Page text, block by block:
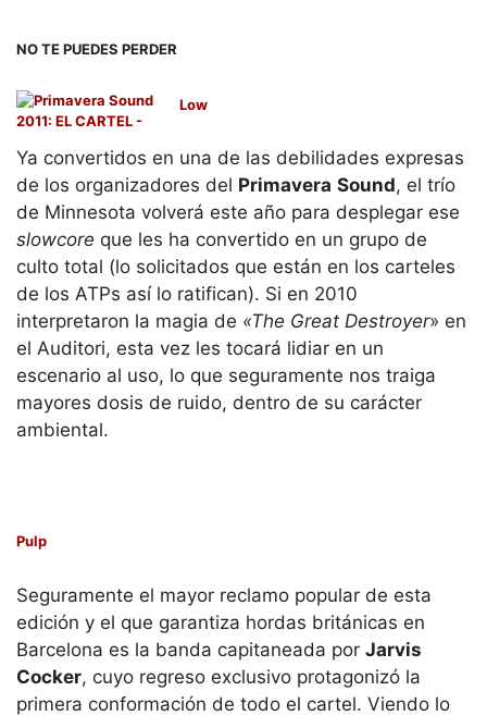
NO TE PUEDES PERDER
Low
Ya convertidos en una de las debilidades expresas
de los organizadores del Primavera Sound, el trío
de Minnesota volverá este año para desplegar ese
slowcore que les ha convertido en un grupo de
culto total (lo solicitados que están en los carteles
de los ATPs así lo ratifican). Si en 2010
interpretaron la magia de «The Great Destroyer» en
el Auditori, esta vez les tocará lidiar en un
escenario al uso, lo que seguramente nos traiga
mayores dosis de ruido, dentro de su carácter
ambiental.
Pulp
Seguramente el mayor reclamo popular de esta
edición y el que garantiza hordas británicas en
Barcelona es la banda capitaneada por Jarvis
Cocker, cuyo regreso exclusivo protagonizó la
primera conformación de todo el cartel. Viendo lo